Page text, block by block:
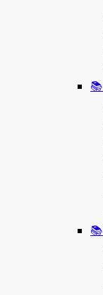
📚
📚